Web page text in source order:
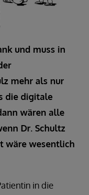
und muss in
mehr als nur
die digitale
wären alle
Dr. Schultz
wäre wesentlich
in die